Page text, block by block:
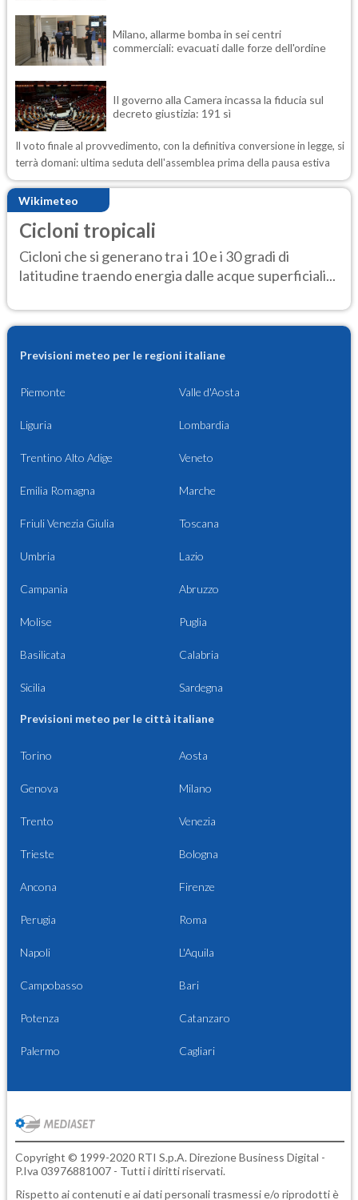
Milano, allarme bomba in sei centri
commerciali: evacuati dalle forze dell'ordine
Il governo alla Camera incassa la fiducia sul
decreto giustizia: 191 sì
Il voto finale al provvedimento, con la definitiva conversione in legge, si
terrà domani: ultima seduta dell'assemblea prima della pausa estiva
Wikimeteo
Cicloni tropicali
Cicloni che si generano tra i 10 e i 30 gradi di
latitudine traendo energia dalle acque superficiali...
Previsioni meteo per le regioni italiane
Piemonte Valle d'Aosta
Liguria Lombardia
Trentino Alto Adige Veneto
Emilia Romagna Marche
Friuli Venezia Giulia Toscana
Umbria Lazio
Campania Abruzzo
Molise Puglia
Basilicata Calabria
Sicilia Sardegna
Previsioni meteo per le città italiane
Torino Aosta
Genova Milano
Trento Venezia
Trieste Bologna
Ancona Firenze
Perugia Roma
Napoli L'Aquila
Campobasso Bari
Potenza Catanzaro
Palermo Cagliari
Copyright © 1999-2020 RTI S.p.A. Direzione Business Digital -
P.Iva 03976881007 - Tutti i diritti riservati.
Rispetto ai contenuti e ai dati personali trasmessi e/o riprodotti è